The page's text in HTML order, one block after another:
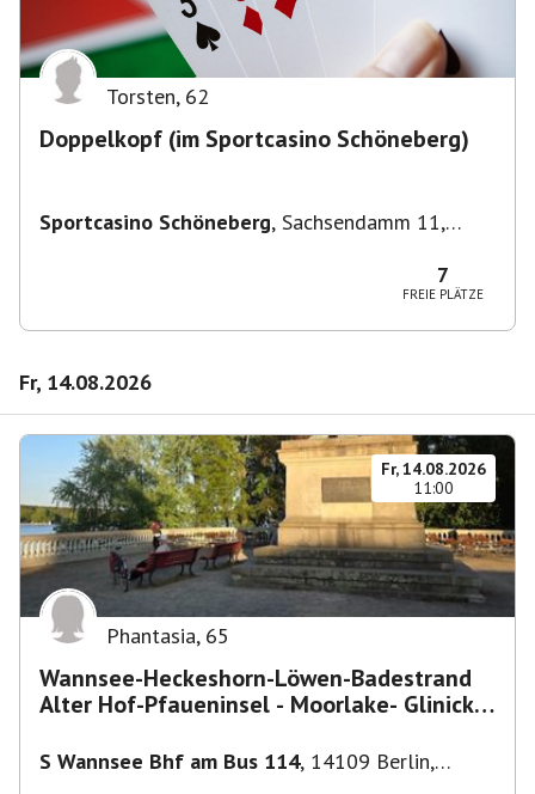
Torsten, 62
Doppelkopf (im Sportcasino Schöneberg)
Sportcasino Schöneberg, Sachsendamm 11,
7
FREIE PLÄTZE
Fr, 14.08.2026
Fr, 14.08.2026
11:00
Phantasia, 65
Wannsee-Heckeshorn-Löwen-Badestrand
Alter Hof-Pfaueninsel - Moorlake- Glinicker
S Wannsee Bhf am Bus 114, 14109 Berlin,